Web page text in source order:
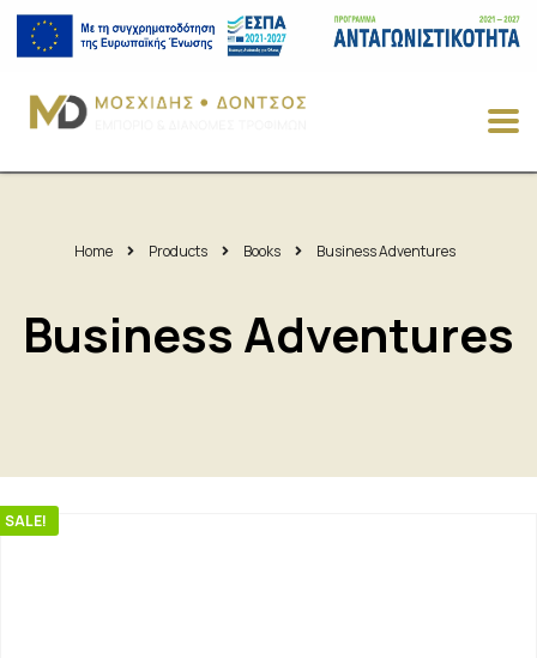
Home Products Books Business Adventures
Business Adventures
SALE!